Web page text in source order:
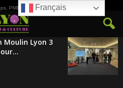
PME, ETI et de la Culture
Moulin Lyon 3
Français